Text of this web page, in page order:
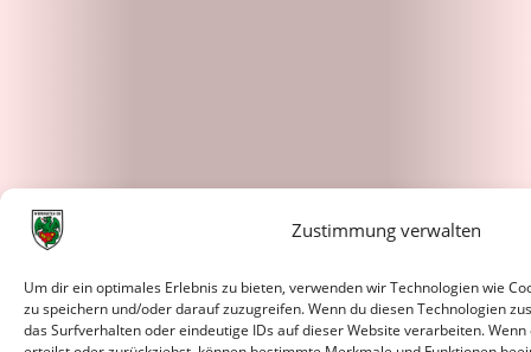
Zustimmung verwalten
Um dir ein optimales Erlebnis zu bieten, verwenden wir Technologien wie
zu speichern und/oder darauf zuzugreifen. Wenn du diesen Technologien
das Surfverhalten oder eindeutige IDs auf dieser Website verarbeiten.